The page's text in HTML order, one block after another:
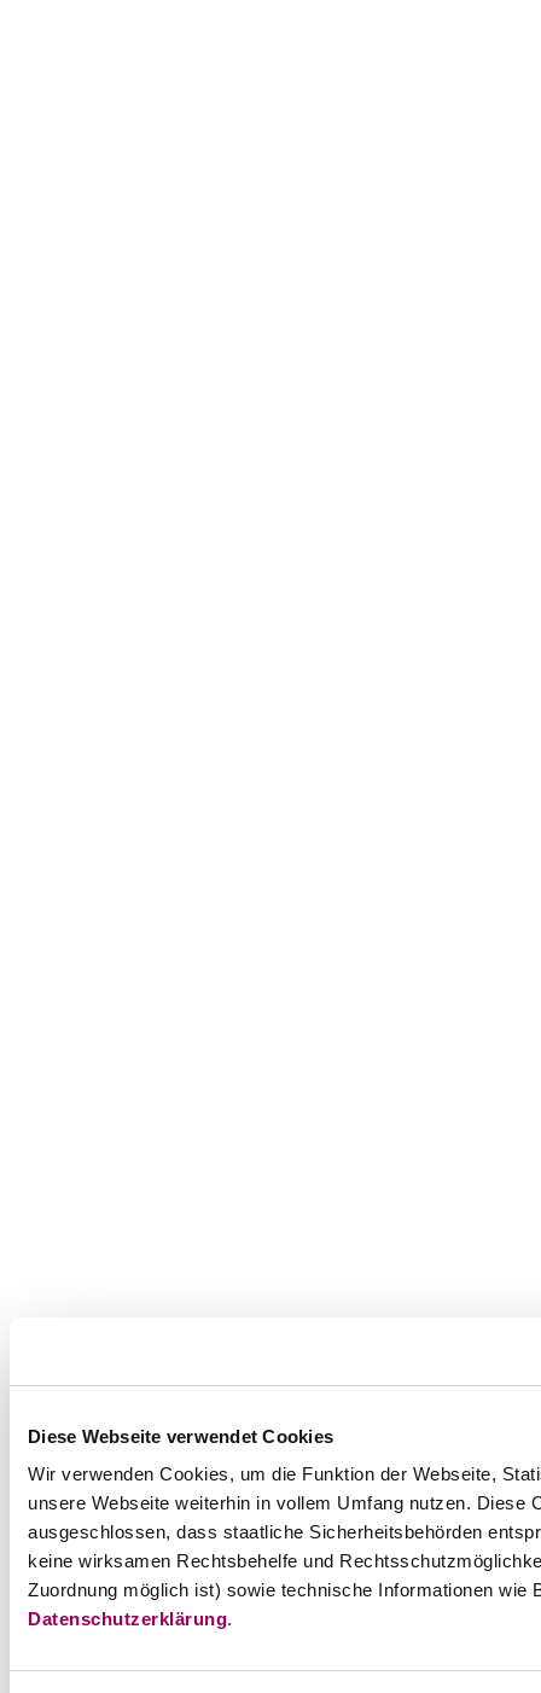
Diese Webseite verwendet Cookies
Wir verwenden Cookies, um die Funktion der Webseite,
unsere Webseite weiterhin in vollem Umfang nutzen.
ausgeschlossen, dass staatliche Sicherheitsbehörden
keine wirksamen Rechtsbehelfe und
Zuordnung möglich ist) sowie technische Informationen
Datenschutzerklärung.